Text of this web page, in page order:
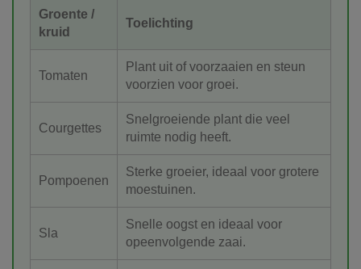
Groente /
kruid
Toelichting
Tomaten
Plant uit of voorzaaien en steun
voorzien voor groei.
Courgettes
Snelgroeiende plant die veel
ruimte nodig heeft.
Pompoenen
Sterke groeier, ideaal voor grotere
moestuinen.
Sla
Snelle oogst en ideaal voor
opeenvolgende zaai.